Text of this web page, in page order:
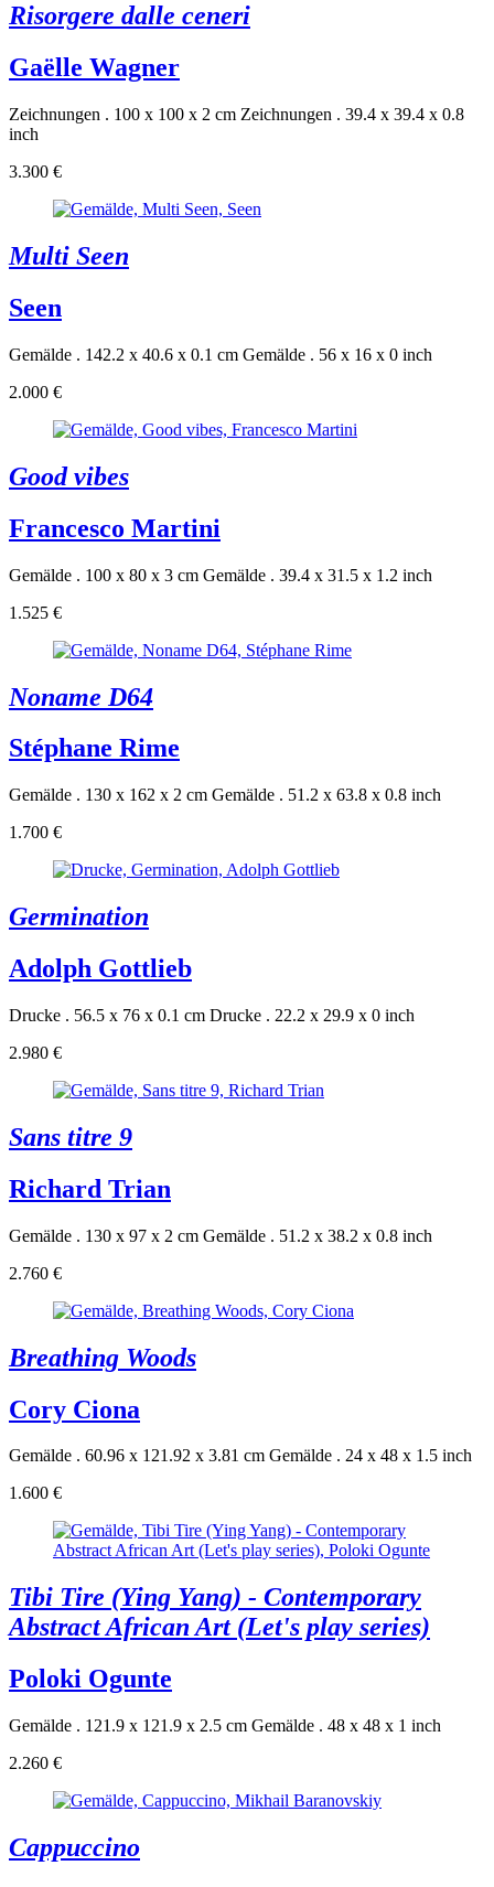
Risorgere dalle ceneri
Gaëlle Wagner
Zeichnungen . 100 x 100 x 2 cm Zeichnungen . 39.4 x 39.4 x 0.8
inch
3.300 €
Multi Seen
Seen
Gemälde . 142.2 x 40.6 x 0.1 cm Gemälde . 56 x 16 x 0 inch
2.000 €
Good vibes
Francesco Martini
Gemälde . 100 x 80 x 3 cm Gemälde . 39.4 x 31.5 x 1.2 inch
1.525 €
Noname D64
Stéphane Rime
Gemälde . 130 x 162 x 2 cm Gemälde . 51.2 x 63.8 x 0.8 inch
1.700 €
Germination
Adolph Gottlieb
Drucke . 56.5 x 76 x 0.1 cm Drucke . 22.2 x 29.9 x 0 inch
2.980 €
Sans titre 9
Richard Trian
Gemälde . 130 x 97 x 2 cm Gemälde . 51.2 x 38.2 x 0.8 inch
2.760 €
Breathing Woods
Cory Ciona
Gemälde . 60.96 x 121.92 x 3.81 cm Gemälde . 24 x 48 x 1.5 inch
1.600 €
Tibi Tire (Ying Yang) - Contemporary
Abstract African Art (Let's play series)
Poloki Ogunte
Gemälde . 121.9 x 121.9 x 2.5 cm Gemälde . 48 x 48 x 1 inch
2.260 €
Cappuccino